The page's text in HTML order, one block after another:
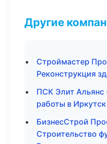
Другие
Строймастер
Реконструкция
ПСК Элит Альянс
работы в Иркутск
БизнесСтрой
Строительство